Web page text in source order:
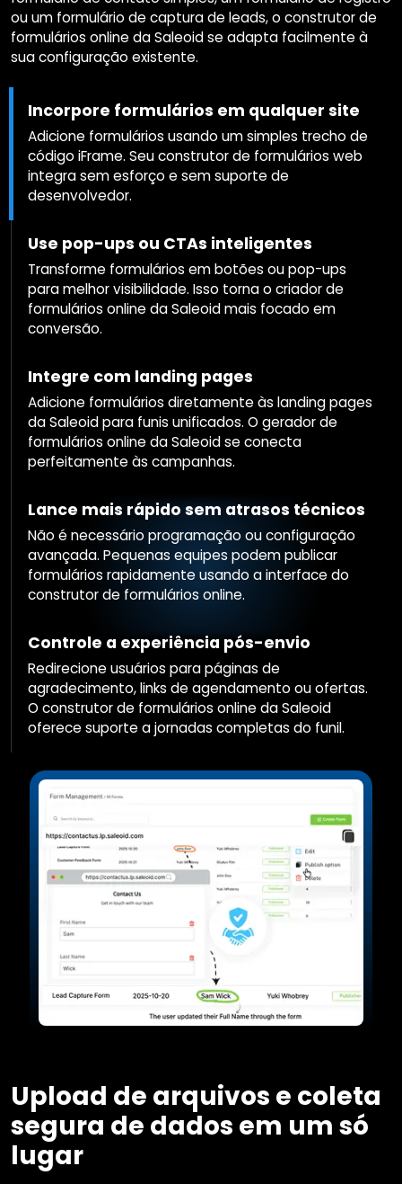
ou um formulário de captura de leads, o construtor de
formulários online da Saleoid se adapta facilmente à
sua configuração existente.
Incorpore formulários em qualquer site
Adicione formulários usando um simples trecho de
código iFrame. Seu construtor de formulários web
integra sem esforço e sem suporte de
desenvolvedor.
Use pop-ups ou CTAs inteligentes
Transforme formulários em botões ou pop-ups
para melhor visibilidade. Isso torna o criador de
formulários online da Saleoid mais focado em
conversão.
Integre com landing pages
Adicione formulários diretamente às landing pages
da Saleoid para funis unificados. O gerador de
formulários online da Saleoid se conecta
perfeitamente às campanhas.
Lance mais rápido sem atrasos técnicos
Não é necessário programação ou configuração
avançada. Pequenas equipes podem publicar
formulários rapidamente usando a interface do
construtor de formulários online.
Controle a experiência pós-envio
Redirecione usuários para páginas de
agradecimento, links de agendamento ou ofertas.
O construtor de formulários online da Saleoid
oferece suporte a jornadas completas do funil.
Upload de arquivos e coleta
segura de dados em um só
lugar